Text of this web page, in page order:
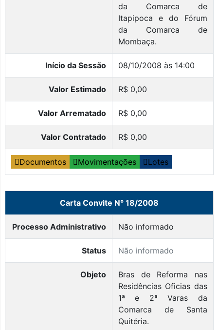
da Comarca de
Itapipoca e do Fórum
da Comarca de
Mombaça.
Início da Sessão 08/10/2008 às 14:00
Valor Estimado R$ 0,00
Valor Arrematado R$ 0,00
Valor Contratado R$ 0,00
Documentos Movimentações Lotes
Carta Convite N° 18/2008
Processo Administrativo Não informado
Status Não informado
Objeto
Bras de Reforma nas
Residências Oficias das
1ª e 2ª Varas da
Comarca de Santa
Quitéria.